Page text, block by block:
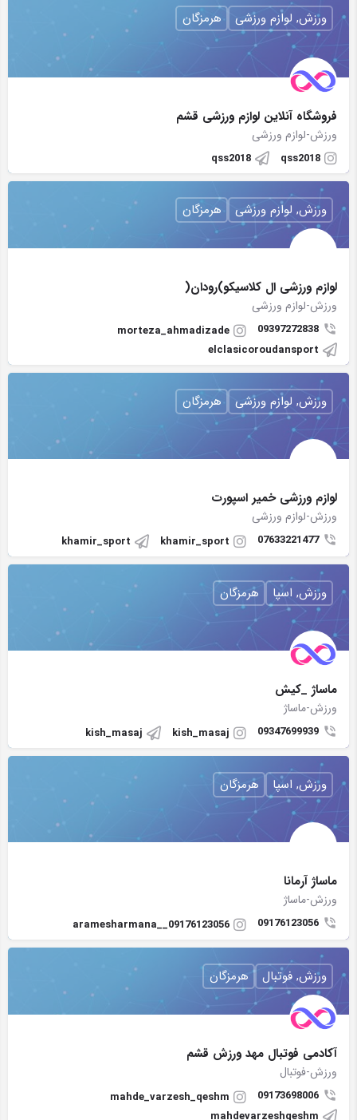
فروشگاه آنلاین لوازم ورزشی قشم
ورزش-لوازم ورزشی
qss2018
qss2018
ورزش, لوازم ورزشی هرمزگان
لوازم ورزشی ال کلاسیکو)رودان(
ورزش-لوازم ورزشی
09397272838
morteza_ahmadizade
elclasicoroudansport
ورزش, لوازم ورزشی هرمزگان
لوازم ورزشی خمیر اسپورت
ورزش-لوازم ورزشی
07633221477
khamir_sport
khamir_sport
ورزش, لوازم ورزشی هرمزگان
ماساژ _كيش
ورزش-ماساژ
09347699939
kish_masaj
kish_masaj
ورزش, اسپا هرمزگان
ماساژ آرمانا
ورزش-ماساژ
09176123056
aramesharmana__09176123056
ورزش, اسپا هرمزگان
آکادمی فوتبال مهد ورزش قشم
ورزش-فوتبال
09173698006
mahde_varzesh_qeshm
mahdevarzeshqeshm
ورزش, فوتبال هرمزگان